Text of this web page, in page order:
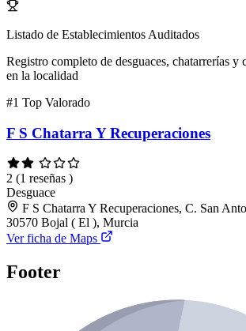
Listado de Establecimientos Auditados
Registro completo de desguaces, chatarrerías y
en la localidad
#1 Top Valorado
F S Chatarra Y Recuperaciones
2 (1 reseñas )
Desguace
F S Chatarra Y Recuperaciones, C. San
30570 Bojal ( El ), Murcia
Ver ficha de Maps
Footer